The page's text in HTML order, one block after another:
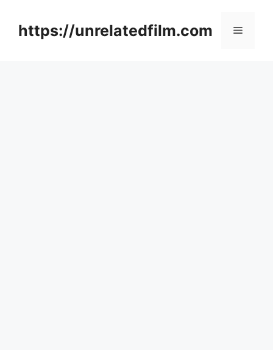
contenthttps://unrelatedfilm.com Menu